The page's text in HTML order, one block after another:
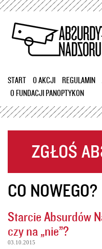
treści
START O AKCJI REGULAMIN
O FUNDACJI PANOPTYKON
CO NOWEGO?
Starcie Absurdów
czy na „nie”?
03.10.2015